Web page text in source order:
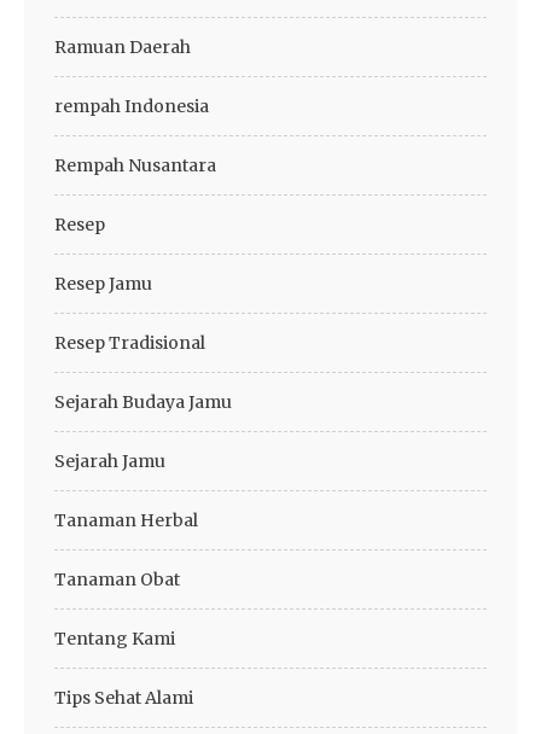
Ramuan Daerah
rempah Indonesia
Rempah Nusantara
Resep
Resep Jamu
Resep Tradisional
Sejarah Budaya Jamu
Sejarah Jamu
Tanaman Herbal
Tanaman Obat
Tentang Kami
Tips Sehat Alami